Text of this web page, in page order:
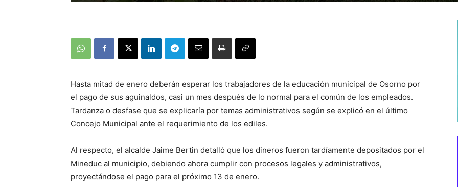
Hasta mitad de enero deberán esperar los trabajadores de la educación municipal de Osorno por
el pago de sus aguinaldos, casi un mes después de lo normal para el común de los empleados.
Tardanza o desfase que se explicaría por temas administrativos según se explicó en el último
Concejo Municipal ante el requerimiento de los ediles.
Al respecto, el alcalde Jaime Bertin detalló que los dineros fueron tardíamente depositados por el
Mineduc al municipio, debiendo ahora cumplir con procesos legales y administrativos,
proyectándose el pago para el próximo 13 de enero.